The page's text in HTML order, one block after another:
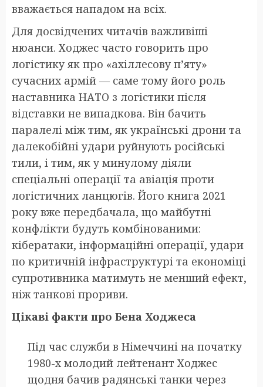
вважається нападом на всіх.
Для досвідчених читачів важливіші
нюанси. Ходжес часто говорить про
логістику як про «ахіллесову п’яту»
сучасних армій — саме тому його роль
наставника НАТО з логістики після
відставки не випадкова. Він бачить
паралелі між тим, як українські дрони та
далекобійні удари руйнують російські
тили, і тим, як у минулому діяли
спеціальні операції та авіація проти
логістичних ланцюгів. Його книга 2021
року вже передбачала, що майбутні
конфлікти будуть комбінованими:
кібератаки, інформаційні операції, удари
по критичній інфраструктурі та економіці
супротивника матимуть не менший ефект,
ніж танкові прориви.
Цікаві факти про Бена Ходжеса
Під час служби в Німеччині на початку
1980-х молодий лейтенант Ходжес
щодня бачив радянські танки через